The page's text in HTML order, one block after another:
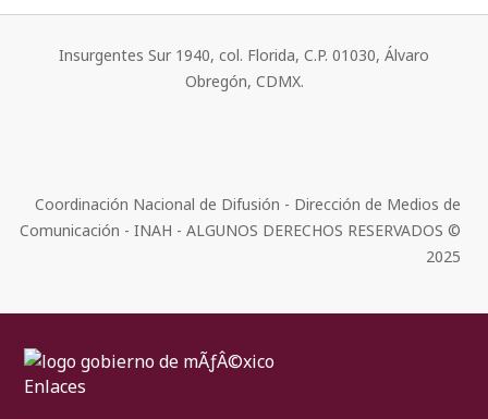
Insurgentes Sur 1940, col. Florida, C.P. 01030, Álvaro
Obregón, CDMX.
Coordinación Nacional de Difusión - Dirección de Medios de
Comunicación - INAH - ALGUNOS DERECHOS RESERVADOS ©
2025
Enlaces